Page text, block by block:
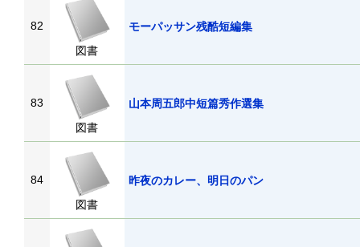
82
図書
モーパッサン残酷短編集
83
図書
山本周五郎中短篇秀作選集
84
図書
昨夜のカレー、明日のパン